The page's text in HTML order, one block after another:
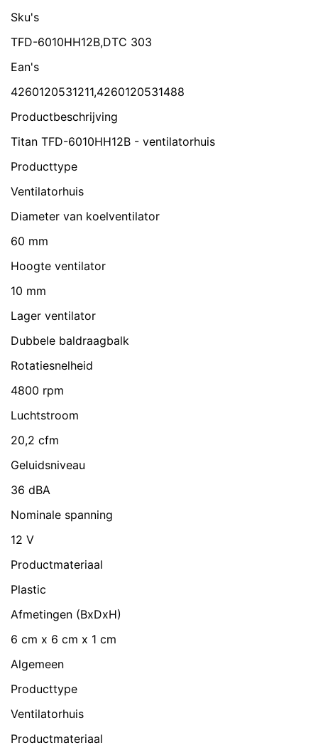
Sku's
TFD-6010HH12B,DTC 303
Ean's
4260120531211,4260120531488
Productbeschrijving
Titan TFD-6010HH12B - ventilatorhuis
Producttype
Ventilatorhuis
Diameter van koelventilator
60 mm
Hoogte ventilator
10 mm
Lager ventilator
Dubbele baldraagbalk
Rotatiesnelheid
4800 rpm
Luchtstroom
20,2 cfm
Geluidsniveau
36 dBA
Nominale spanning
12 V
Productmateriaal
Plastic
Afmetingen (BxDxH)
6 cm x 6 cm x 1 cm
Algemeen
Producttype
Ventilatorhuis
Productmateriaal